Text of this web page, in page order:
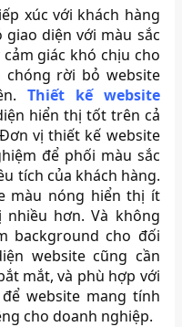
xúc với khách hàng
diện với màu sắc
giác khó chịu cho
chóng rời bỏ website
Thiết kế website
hiển thị tốt trên cả
vị thiết kế website
để phối màu sắc
tích của khách hàng.
màu nóng hiển thị ít
hơn. Và không
background cho đối
website cũng cần
mắt, và phù hợp với
website mang tính
cho doanh nghiệp.